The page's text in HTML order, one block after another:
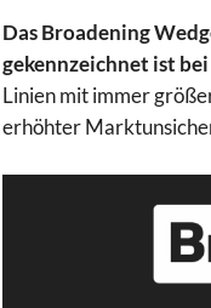
Das Broadening
gekennzeichnet ist
Linien mit immer
erhöhter